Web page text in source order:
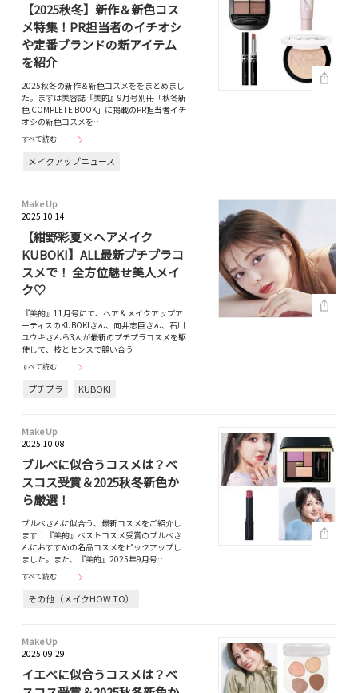
【2025秋冬】新作＆新色コス
メ特集！PR担当者のイチオシ
や定番ブランドの新アイテム
を紹介
2025秋冬の新作＆新色コスメををまとめまし
た。まずは美容誌『美的』9月号別冊「秋冬新
色 COMPLETE BOOK」に掲載のPR担当者イチ
オシの新色コスメを…
すべて読む
メイクアップニュース
Make Up
2025.10.14
【紺野彩夏×ヘアメイク
KUBOKI】ALL最新プチプラコ
スメで！ 全方位魅せ美人メイ
ク♡
『美的』11月号にて、ヘア＆メイクアップア
ーティスのKUBOKIさん、向井志臣さん、石川
ユウキさんら3人が最新のプチプラコスメを駆
使して、技とセンスで競い合う…
すべて読む
プチプラ KUBOKI
Make Up
2025.10.08
ブルベに似合うコスメは？ベ
スコス受賞＆2025秋冬新色か
ら厳選！
ブルベさんに似合う、最新コスメをご紹介し
ます！『美的』ベストコスメ受賞のブルベさ
んにおすすめの名品コスメをピックアップし
ました。また、『美的』2025年9月号…
すべて読む
その他（メイクHOW TO）
Make Up
2025.09.29
イエベに似合うコスメは？ベ